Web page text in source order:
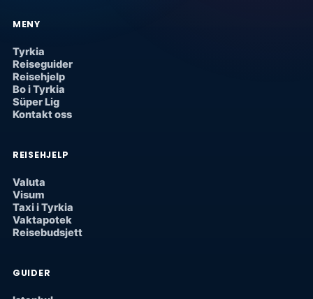
MENY
Tyrkia
Reiseguider
Reisehjelp
Bo i Tyrkia
Süper Lig
Kontakt oss
REISEHJELP
Valuta
Visum
Taxi i Tyrkia
Vaktapotek
Reisebudsjett
GUIDER